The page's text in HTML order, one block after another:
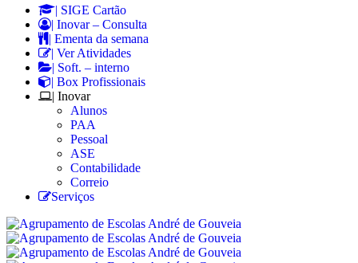
| SIGE Cartão
| Inovar – Consulta
| Ementa da semana
| Ver Atividades
| Soft. – interno
| Box Profissionais
| Inovar
Alunos
PAA
Pessoal
ASE
Contabilidade
Correio
Serviços